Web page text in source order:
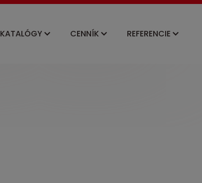
KATALÓGY CENNÍK REFERENCIE